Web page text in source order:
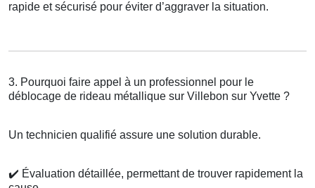
rapide et sécurisé pour éviter d’aggraver la situation.
3. Pourquoi faire appel à un professionnel pour le
déblocage de rideau métallique sur Villebon sur Yvette ?
Un technicien qualifié assure une solution durable.
✔️ Évaluation détaillée, permettant de trouver rapidement la